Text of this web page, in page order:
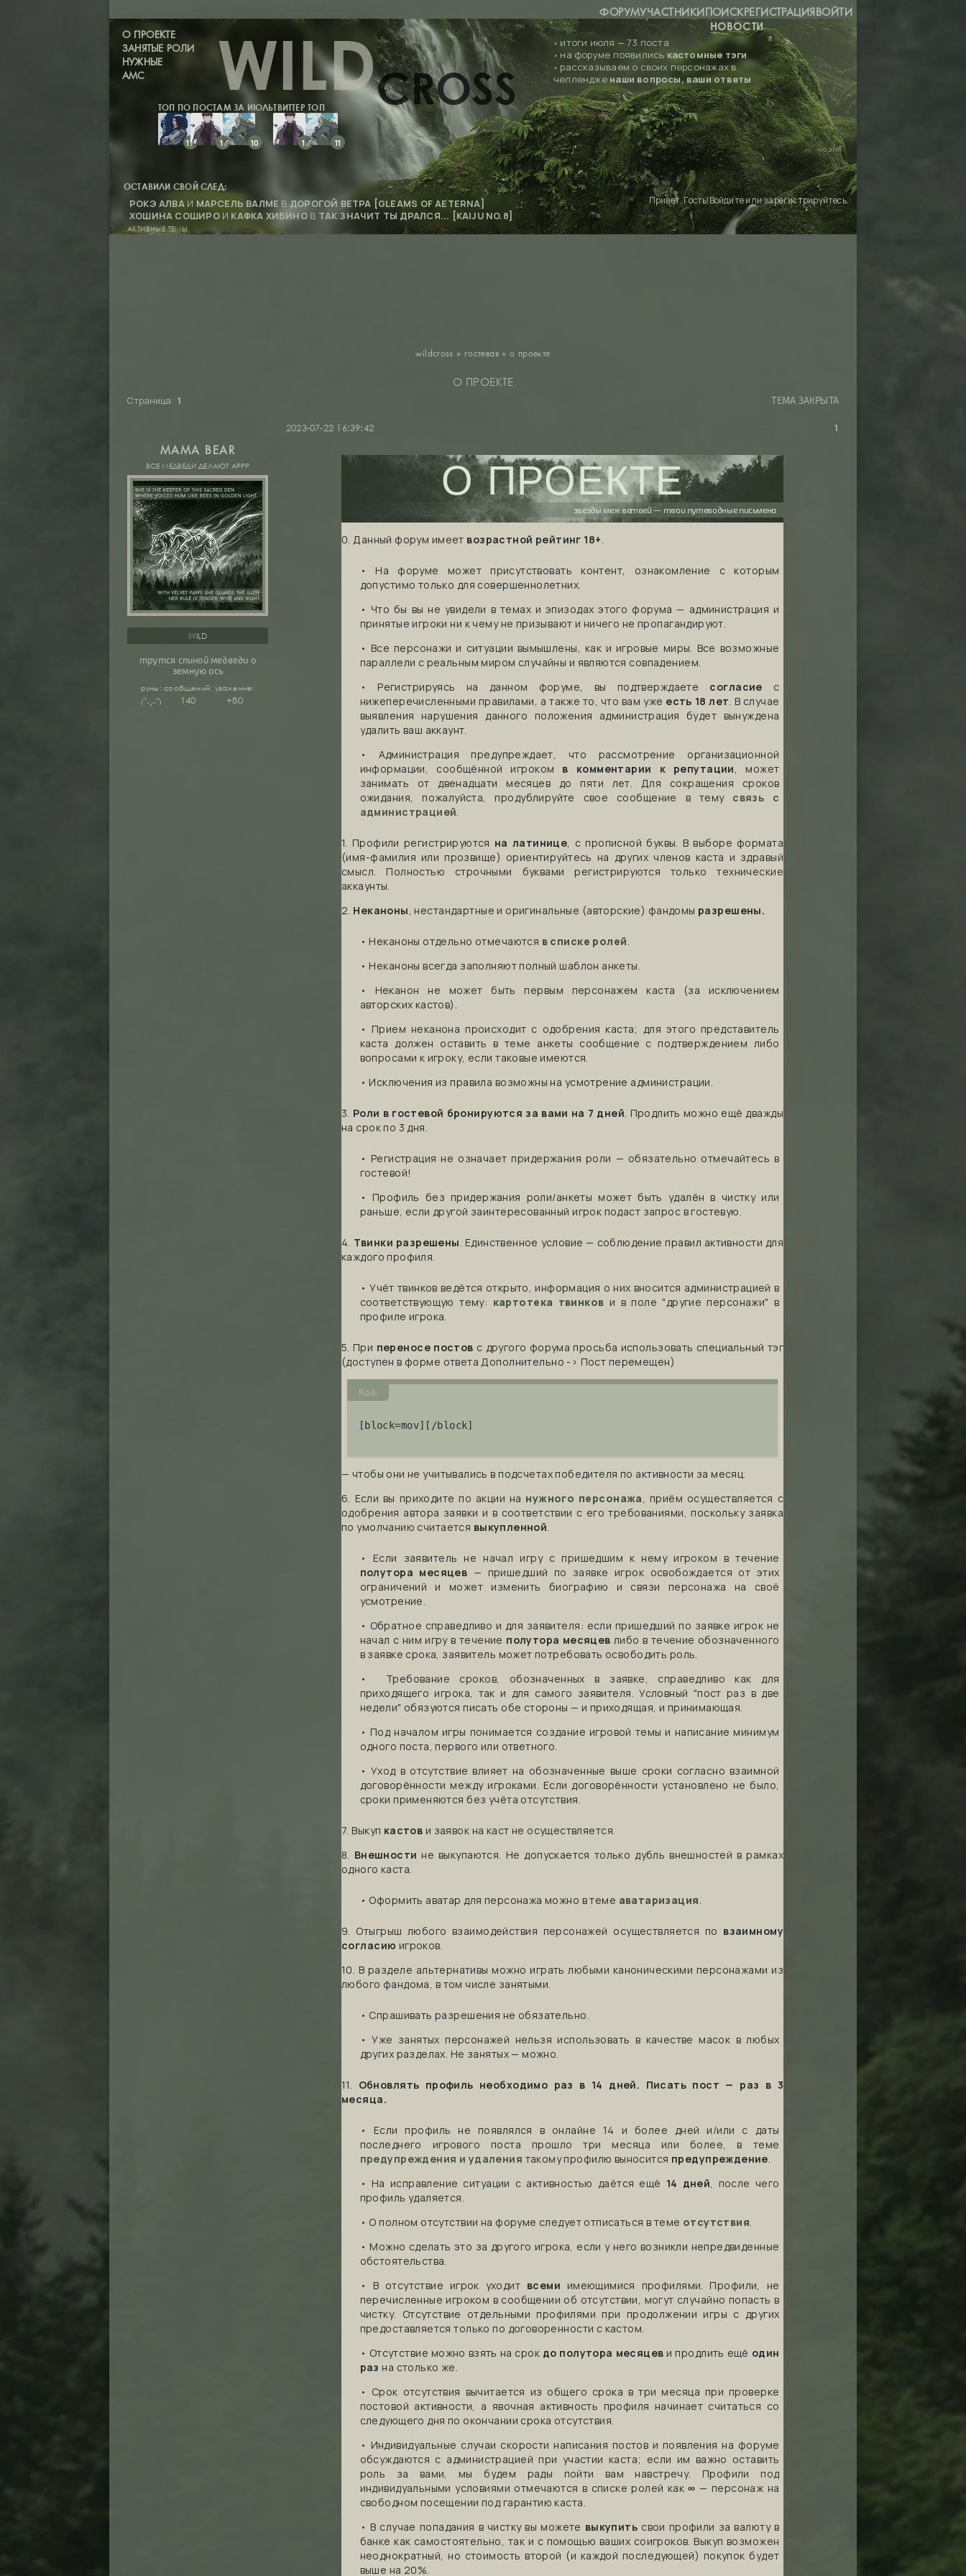
ФОРУМУЧАСТНИКИПОИСКРЕГИСТРАЦИЯВОЙТИ
АКТИВНЫЕ ТЕМЫ
О ПРОЕКТЕ
ЗАНЯТЫЕ РОЛИ
НУЖНЫЕ
АМС
WILDCROSS
ТОП ПО ПОСТАМ ЗА ИЮЛЬ
17 11 10
ТВИТТЕР ТОП
20
17 11
ОСТАВИЛИ СВОЙ СЛЕД:
РОКЭ АЛВАИ МАРСЕЛЬ ВАЛМЕ В ДОРОГОЙ ВЕТРА [GLEAMS OF AETERNA]
ХОШИНА СОШИРОИ КАФКА ХИБИНОВ ТАК ЗНАЧИТ ТЫ ДРАЛСЯ... [KAIJU NO.8]
НОВОСТИ
• итоги июля — 73 поста
• на форуме появились кастомные тэги
• рассказываем о своих персонажах в
челлендже наши вопросы, ваши ответы
что это?
Привет, Гость!Войдитеилизарегистрируйтесь.
wildcross » гостевая »о проекте
О ПРОЕКТЕ
Страница: 1 ТЕМА ЗАКРЫТА
1
2023-07-22 16:39:42
MAMA BEAR
ВСЕ МЕДВЕДИ ДЕЛАЮТ АРРР
WILD
трутся спиной медведи о
земную ось
руны:
₍ᵔ.˛.ᵔ₎
сообщений:
140
уважение:
+80
О ПРОЕКТЕ
звёзды меж ветвей — твои путеводные письмена
0. Данный форум имеет возрастной рейтинг 18+
• На форуме может присутствовать контент, ознакомление с которым
допустимо только для совершеннолетних.
• Что бы вы не увидели в темах и эпизодах этого форума — администрация и
принятые игроки ни к чему не призывают и ничего не пропагандируют.
• Все персонажи и ситуации вымышлены, как и игровые миры. Все возможные
параллели с реальным миром случайны и являются совпадением.
• Регистрируясь на данном форуме, вы подтверждаете согласие с
нижеперечисленными правилами, а также то, что вам уже есть 18 лет . В случае
выявления нарушения данного положения администрация будет вынуждена
удалить ваш аккаунт.
• Администрация предупреждает, что рассмотрение организационной
информации, сообщённой игроком в комментарии к репутации , может
занимать от двенадцати месяцев до пяти лет. Для сокращения сроков
ожидания, пожалуйста, продублируйте свое сообщение в тему связь с
администрацией
1. Профили регистрируются на латинице , с прописной буквы. В выборе формата
(имя-фамилия или прозвище) ориентируйтесь на других членов каста и здравый
смысл. Полностью строчными буквами регистрируются только технические
аккаунты.
2. Неканоны , нестандартные и оригинальные (авторские) фандомы разрешены.
• Неканоны отдельно отмечаются в списке ролей
• Неканоны всегда заполняют полный шаблон анкеты.
• Неканон не может быть первым персонажем каста (за исключением
авторских кастов).
• Прием неканона происходит с одобрения каста; для этого представитель
каста должен оставить в теме анкеты сообщение с подтверждением либо
вопросами к игроку, если таковые имеются.
• Исключения из правила возможны на усмотрение администрации.
3. Роли в гостевой бронируются за вами на 7 дней . Продлить можно ещё дважды
на срок по 3 дня.
• Регистрация не означает придержания роли — обязательно отмечайтесь в
гостевой!
• Профиль без придержания роли/анкеты может быть удалён в чистку или
раньше, если другой заинтересованный игрок подаст запрос в гостевую.
4. Твинки разрешены . Единственное условие — соблюдение правил активности для
каждого профиля.
• Учёт твинков ведётся открыто, информация о них вносится администрацией в
соответствующую тему: картотека твинков и в поле "другие персонажи" в
профиле игрока.
5. При переносе постов с другого форума просьба использовать специальный тэг
(доступен в форме ответа Дополнительно -> Пост перемещен)
Код:
[block=mov][/block]
— чтобы они не учитывались в подсчетах победителя по активности за месяц.
6. Если вы приходите по акции на нужного персонажа, приём осуществляется с
одобрения автора заявки и в соответствии с его требованиями, поскольку заявка
по умолчанию считается выкупленной.
• Если заявитель не начал игру с пришедшим к нему игроком в течение
полутора месяцев — пришедший по заявке игрок освобождается от этих
ограничений и может изменить биографию и связи персонажа на своё
усмотрение.
• Обратное справедливо и для заявителя: если пришедший по заявке игрок не
начал с ним игру в течение полутора месяцев либо в течение обозначенного
в заявке срока, заявитель может потребовать освободить роль.
• Требование сроков, обозначенных в заявке, справедливо как для
приходящего игрока, так и для самого заявителя. Условный "пост раз в две
недели" обязуются писать обе стороны — и приходящая, и принимающая.
• Под началом игры понимается создание игровой темы и написание минимум
одного поста, первого или ответного.
• Уход в отсутствие влияет на обозначенные выше сроки согласно взаимной
договорённости между игроками. Если договорённости установлено не было,
сроки применяются без учёта отсутствия.
7. Выкуп кастов и заявок на каст не осуществляется.
8. Внешности не выкупаются. Не допускается только дубль внешностей в рамках
одного каста.
• Оформить аватар для персонажа можно в теме аватаризация.
9. Отыгрыш любого взаимодействия персонажей осуществляется по взаимному
согласию игроков.
10. В разделе альтернативы можно играть любыми каноническими персонажами из
любого фандома, в том числе занятыми.
• Спрашивать разрешения не обязательно.
• Уже занятых персонажей нельзя использовать в качестве масок в любых
других разделах. Не занятых — можно.
11. Обновлять профиль необходимо раз в 14 дней. Писать пост — раз в 3
месяца.
• Если профиль не появлялся в онлайне 14 и более дней и/или с даты
последнего игрового поста прошло три месяца или более, в теме
предупреждения и удаления такому профилю выносится предупреждение.
• На исправление ситуации с активностью даётся ещё 14 дней, после чего
профиль удаляется.
• О полном отсутствии на форуме следует отписаться в теме отсутствия.
• Можно сделать это за другого игрока, если у него возникли непредвиденные
обстоятельства.
• В отсутствие игрок уходит всеми имеющимися профилями. Профили, не
перечисленные игроком в сообщении об отсутствии, могут случайно попасть в
чистку. Отсутствие отдельными профилями при продолжении игры с других
предоставляется только по договоренности с кастом.
• Отсутствие можно взять на срок до полутора месяцев и продлить ещё один
раз на столько же.
• Срок отсутствия вычитается из общего срока в три месяца при проверке
постовой активности, а явочная активность профиля начинает считаться со
следующего дня по окончании срока отсутствия.
• Индивидуальные случаи скорости написания постов и появления на форуме
обсуждаются с администрацией при участии каста; если им важно оставить
роль за вами, мы будем рады пойти вам навстречу. Профили под
индивидуальными условиями отмечаются в списке ролей как∞— персонаж на
свободном посещении под гарантию каста.
• В случае попадания в чистку вы можете выкупить свои профили за валюту в
банке как самостоятельно, так и с помощью ваших соигроков. Выкуп возможен
неоднократный, но стоимость второй (и каждой последующей) покупок будет
выше на 20%.